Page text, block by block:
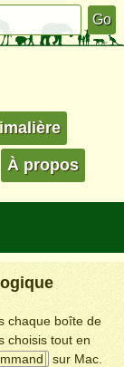
À propos
chaque boîte de
choisis tout en
sur Mac.